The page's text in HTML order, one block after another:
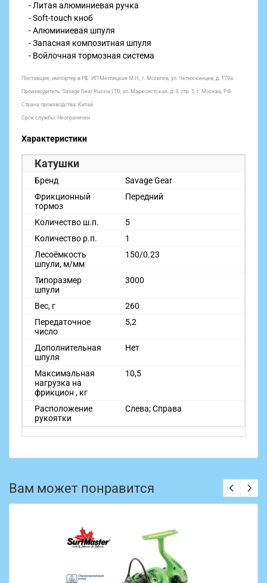
- Литая алюминиевая ручка
- Soft-touch кноб
- Алюминиевая шпуля
- Запасная композитная шпуля
- Войлочная тормозная система
Поставщик, импортер в РБ: ИП Метлицкая М.Н., г. Могилев, ул. Челюскинцев, д. 179а
Производитель: Savage Gear Russia LTD, ул. Марксистская, д. 3, стр. 5, г. Москва, РФ
Страна производства: Китай
Срок службы: Неограничен
Характеристики
Катушки
Бренд
Savage Gear
Фрикционный
тормоз
Передний
Количество ш.п.
5
Количество р.п.
1
Лесоёмкость
шпули, м/мм
150/0.23
Типоразмер
шпули
3000
Вес, г
260
Передаточное
число
5,2
Дополнительная
шпуля
Нет
Максимальная
нагрузка на
фрикцион , кг
10,5
Расположение
рукоятки
Слева; Справа
Вам может понравится